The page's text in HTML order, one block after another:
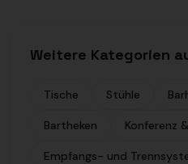
Weitere Kategorien
Tische Stühle
Bartheken Konferenz
Empfangs- und